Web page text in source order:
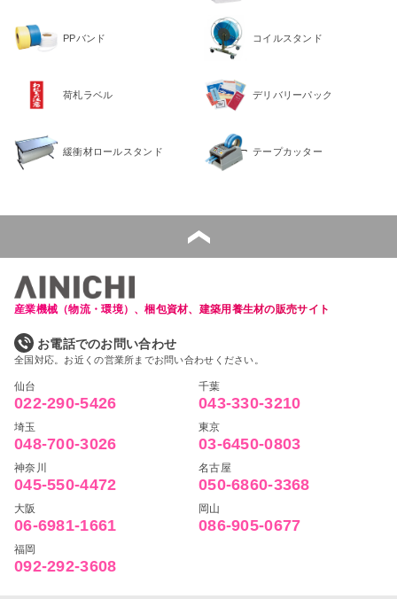
PPバンド コイルスタンド
荷札ラベル デリバリーパック
緩衝材ロールスタンド テープカッター
産業機械（物流・環境）、梱包資材、建築用養生材の販売サイト
お電話でのお問い合わせ
全国対応。お近くの営業所までお問い合わせください。
仙台
022-290-5426
千葉
043-330-3210
埼玉
048-700-3026
東京
03-6450-0803
神奈川
045-550-4472
名古屋
050-6860-3368
大阪
06-6981-1661
岡山
086-905-0677
福岡
092-292-3608